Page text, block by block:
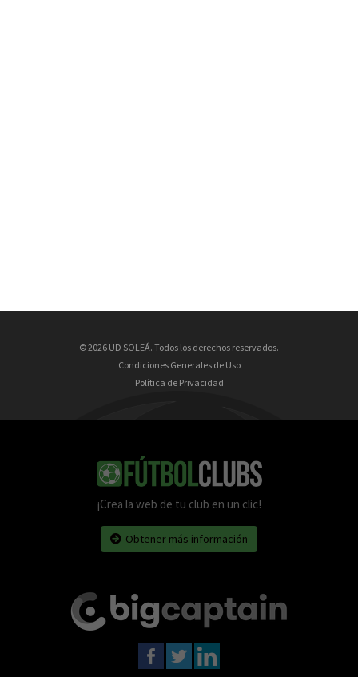
© 2026 UD SOLEÁ. Todos los derechos reservados.
Condiciones Generales de Uso
Política de Privacidad
¡Crea la web de tu club en un clic!
Obtener más información